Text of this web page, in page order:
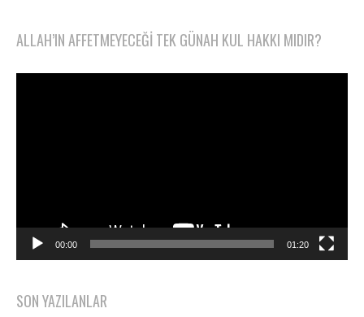
ALLAH’IN AFFETMEYECEĞI TEK GÜNAH KUL HAKKI MIDIR?
00:00 01:20
SON YAZILANLAR